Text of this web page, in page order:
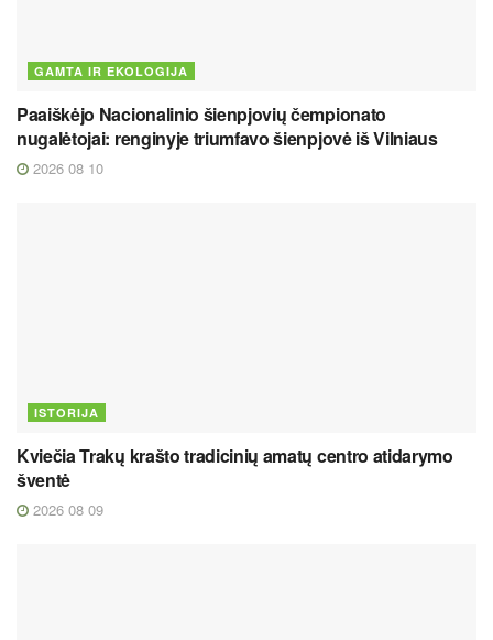
GAMTA IR EKOLOGIJA
Paaiškėjo Nacionalinio šienpjovių čempionato
nugalėtojai: renginyje triumfavo šienpjovė iš Vilniaus
2026 08 10
ISTORIJA
Kviečia Trakų krašto tradicinių amatų centro atidarymo
šventė
2026 08 09